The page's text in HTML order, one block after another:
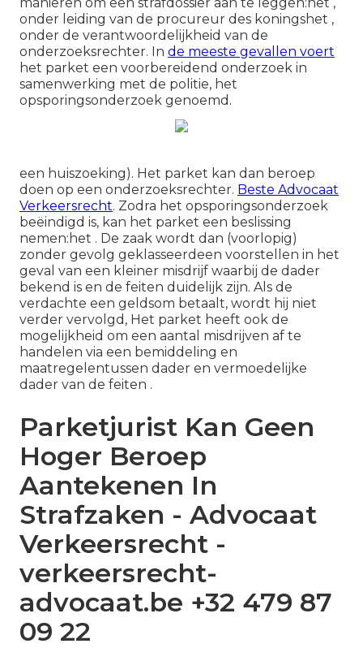
onder leiding van de procureur des koningshet ,
onder de verantwoordelijkheid van de
onderzoeksrechter. In de meeste gevallen voert
het parket een voorbereidend onderzoek in
samenwerking met de politie, het
opsporingsonderzoek genoemd.
een huiszoeking). Het parket kan dan beroep
doen op een onderzoeksrechter. Beste Advocaat
Verkeersrecht. Zodra het opsporingsonderzoek
beëindigd is, kan het parket een beslissing
nemen:het . De zaak wordt dan (voorlopig)
zonder gevolg geklasseerdeen voorstellen in het
geval van een kleiner misdrijf waarbij de dader
bekend is en de feiten duidelijk zijn. Als de
verdachte een geldsom betaalt, wordt hij niet
verder vervolgd, Het parket heeft ook de
mogelijkheid om een aantal misdrijven af te
handelen via een bemiddeling en
maatregelentussen dader en vermoedelijke
dader van de feiten .
Parketjurist Kan Geen
Hoger Beroep
Aantekenen In
Strafzaken - Advocaat
Verkeersrecht -
verkeersrecht-
advocaat.be +32 479 87
09 22